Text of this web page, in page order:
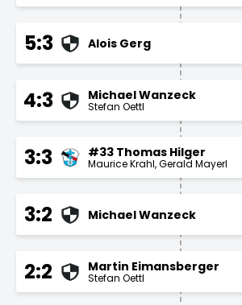
5:3 Alois Gerg
4:3 Michael Wanzeck
Stefan Oettl
3:3 #33 Thomas Hilger
Maurice Krahl Gerald Mayerl
3:2 Michael Wanzeck
2:2 Martin Eimansberger
Stefan Oettl